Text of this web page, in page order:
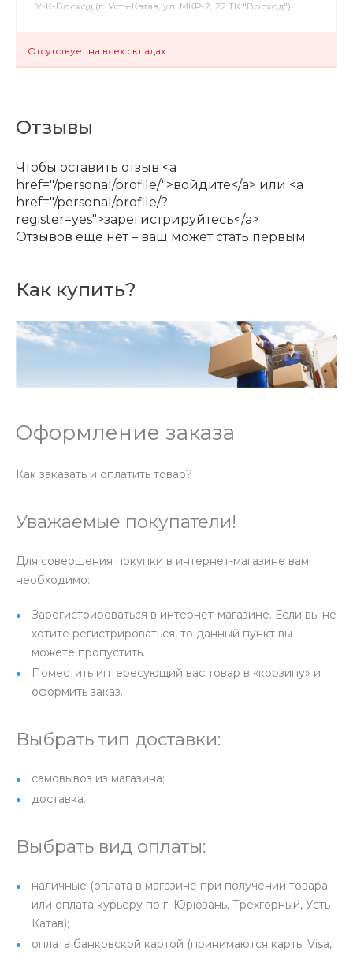
У-К-Восход (г. Усть-Катав, ул. МКР-2, 22 ТК "Восход")
Отсутствует на всех складах
Отзывы
Чтобы оставить отзыв <a
href="/personal/profile/">войдите</a> или <a
href="/personal/profile/?
register=yes">зарегистрируйтесь</a>
Отзывов ещё нет – ваш может стать первым
Как купить?
Оформление заказа
Как заказать и оплатить товар?
Уважаемые покупатели!
Для совершения покупки в интернет-магазине вам
необходимо:
Зарегистрироваться в интернет-магазине. Если вы не
хотите регистрироваться, то данный пункт вы
можете пропустить.
Поместить интересующий вас товар в «корзину» и
оформить заказ.
Выбрать тип доставки:
самовывоз из магазина;
доставка.
Выбрать вид оплаты:
наличные (оплата в магазине при получении товара
или оплата курьеру по г. Юрюзань, Трехгорный, Усть-
Катав);
оплата банковской картой (принимаются карты Visa,